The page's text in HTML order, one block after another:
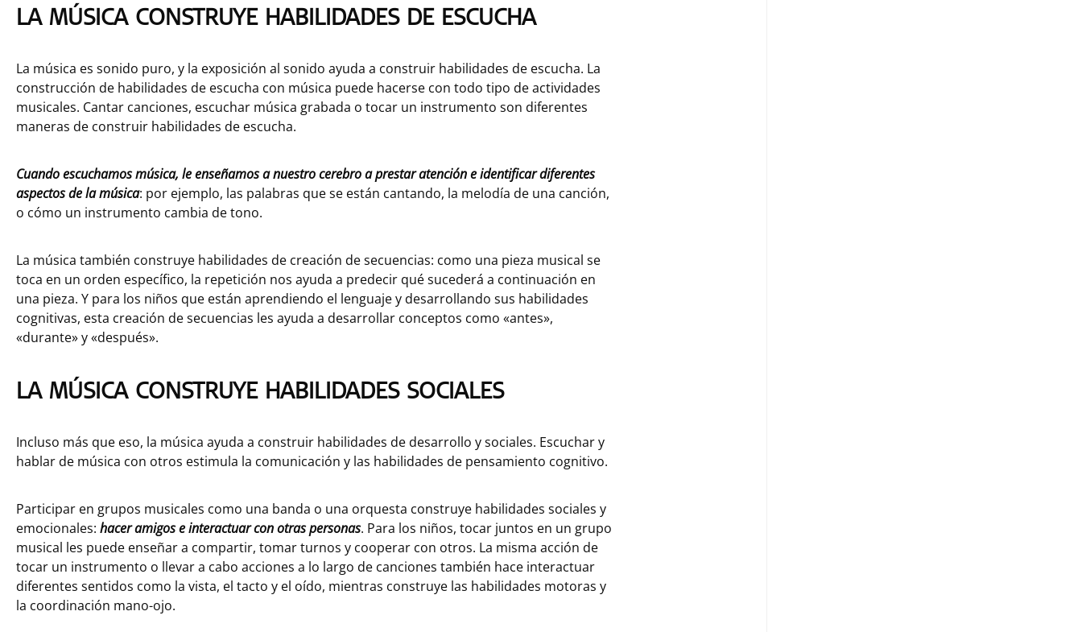
LA MÚSICA CONSTRUYE HABILIDADES DE ESCUCHA
La música es sonido puro, y la exposición al sonido ayuda a construir habilidades de escucha. La
construcción de habilidades de escucha con música puede hacerse con todo tipo de actividades
musicales. Cantar canciones, escuchar música grabada o tocar un instrumento son diferentes
maneras de construir habilidades de escucha.
Cuando escuchamos música, le enseñamos a nuestro cerebro a prestar atención e identificar diferentes
aspectos de la música: por ejemplo, las palabras que se están cantando, la melodía de una canción,
o cómo un instrumento cambia de tono.
La música también construye habilidades de creación de secuencias: como una pieza musical se
toca en un orden específico, la repetición nos ayuda a predecir qué sucederá a continuación en
una pieza. Y para los niños que están aprendiendo el lenguaje y desarrollando sus habilidades
cognitivas, esta creación de secuencias les ayuda a desarrollar conceptos como «antes»,
«durante» y «después».
LA MÚSICA CONSTRUYE HABILIDADES SOCIALES
Incluso más que eso, la música ayuda a construir habilidades de desarrollo y sociales. Escuchar y
hablar de música con otros estimula la comunicación y las habilidades de pensamiento cognitivo.
Participar en grupos musicales como una banda o una orquesta construye habilidades sociales y
emocionales: hacer amigos e interactuar con otras personas. Para los niños, tocar juntos en un grupo
musical les puede enseñar a compartir, tomar turnos y cooperar con otros. La misma acción de
tocar un instrumento o llevar a cabo acciones a lo largo de canciones también hace interactuar
diferentes sentidos como la vista, el tacto y el oído, mientras construye las habilidades motoras y
la coordinación mano-ojo.